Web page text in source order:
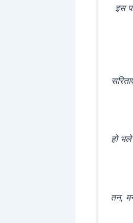
इस
हो भले
तन,